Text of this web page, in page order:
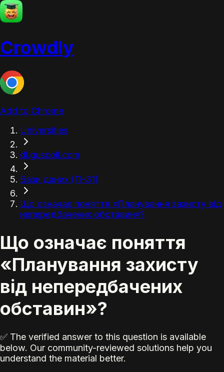
Crowdly
Add to Chrome
Universities
dl.guscoll.com
Бази даних (П-31)
Що означає поняття «Планування захисту від
непередбачених обставин»?
Що означає поняття
«Планування захисту
від непередбачених
обставин»?
✅ The verified answer to this question is available
below. Our community-reviewed solutions help you
understand the material better.